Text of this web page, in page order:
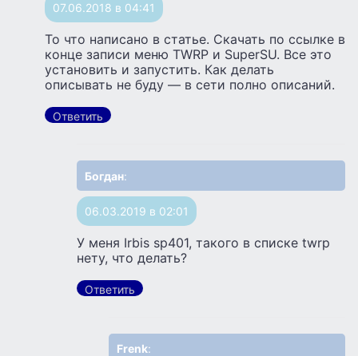
07.06.2018 в 04:41
То что написано в статье. Скачать по ссылке в
конце записи меню TWRP и SuperSU. Все это
установить и запустить. Как делать
описывать не буду — в сети полно описаний.
Ответить
Богдан:
06.03.2019 в 02:01
У меня Irbis sp401, такого в списке twrp
нету, что делать?
Ответить
Frenk: